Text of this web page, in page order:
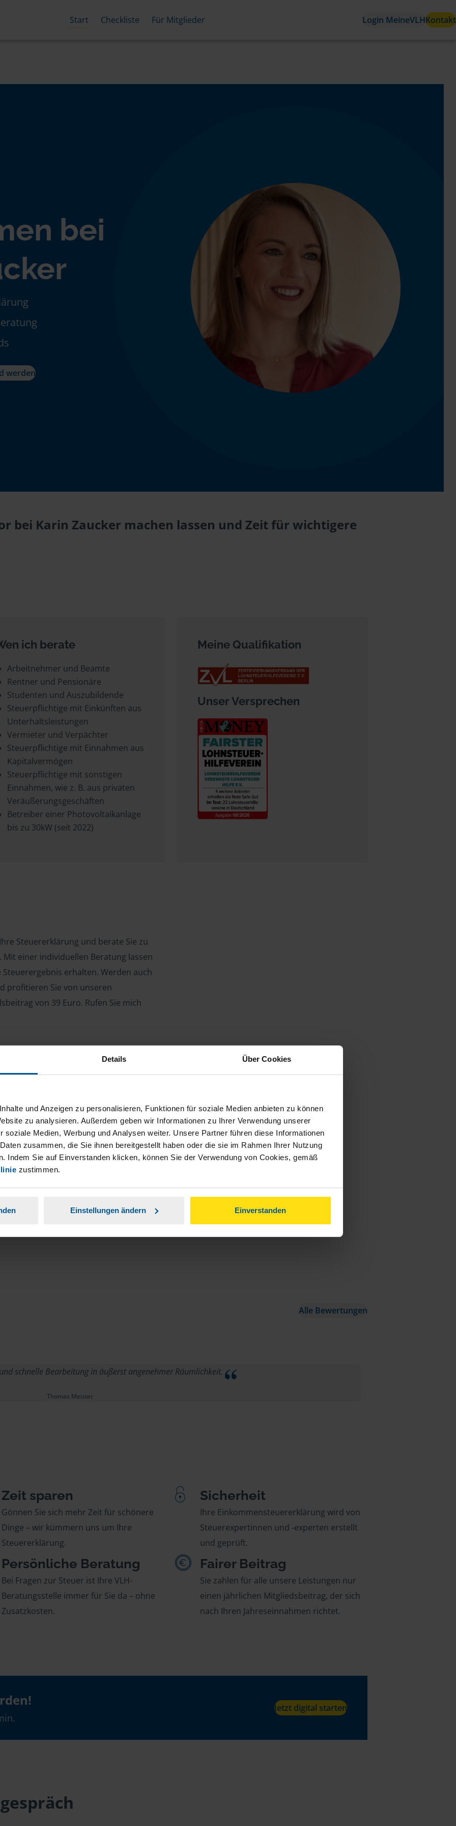
Details Über Cookies
und Anzeigen zu personalisieren, Funktionen für soziale Medien anbieten zu können
zu analysieren. Außerdem geben wir Informationen zu Ihrer Verwendung unserer
soziale Medien, Werbung und Analysen weiter. Unsere Partner führen diese Informationen
zusammen, die Sie ihnen bereitgestellt haben oder die sie im Rahmen Ihrer Nutzung
Indem Sie auf Einverstanden klicken, können Sie der Verwendung von Cookies, gemäß
zustimmen.
Einstellungen ändern Einverstanden
Start Checkliste Für Mitglieder Login MeineVLHKontakt
bei
werden
bei Karin Zaucker machen lassen und Zeit für wichtigere
ich berate
Arbeitnehmer und Beamte
Rentner und Pensionäre
Studenten und Auszubildende
Steuerpflichtige mit Einkünften aus
Unterhaltsleistungen
Vermieter und Verpächter
Steuerpflichtige mit Einnahmen aus
Kapitalvermögen
Steuerpflichtige mit sonstigen
Einnahmen, wie z. B. aus privaten
Veräußerungsgeschäften
Betreiber einer Photovoltaikanlage
bis zu 30kW (seit 2022)
Meine Qualifikation
Unser Versprechen
Steuererklärung und berate Sie zu
Mit einer individuellen Beratung lassen
erhalten. Werden auch
profitieren Sie von unseren
von 39 Euro. Rufen Sie mich
Arbeitnehmer, Beamte, Auszubildende,
(StBerG). Auch bei Einkünften
der geeignete Dienstleister für Sie.
Tätigkeit und umsatzsteuerpflichtigen
an.
Nähe.
Alle Bewertungen
schnelle Bearbeitung in äußerst angenehmer Räumlichkeit.
Thomas Meister
Zeit sparen
Gönnen Sie sich mehr Zeit für schönere
Dinge – wir kümmern uns um Ihre
Steuererklärung.
Sicherheit
Ihre Einkommensteuererklärung wird von
Steuerexpertinnen und -experten erstellt
und geprüft.
Persönliche Beratung
Bei Fragen zur Steuer ist Ihre VLH-
Beratungsstelle immer für Sie da – ohne
Zusatzkosten.
Fairer Beitrag
Sie zahlen für alle unsere Leistungen nur
einen jährlichen Mitgliedsbeitrag, der sich
nach Ihren Jahreseinnahmen richtet.
Jetzt digital starten